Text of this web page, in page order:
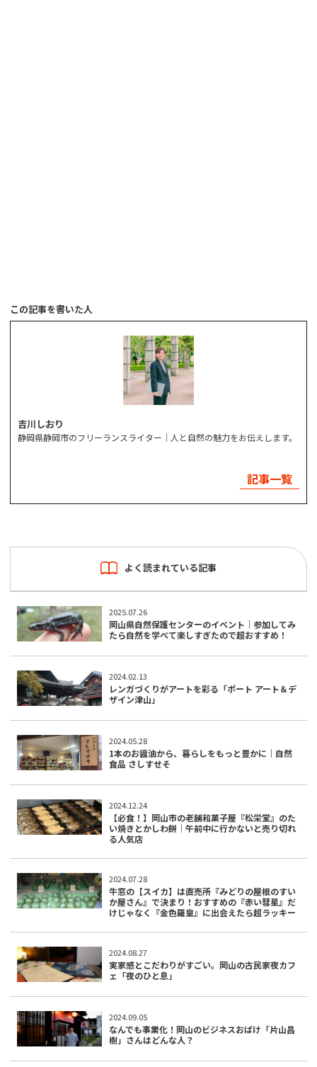
この記事を書いた人
吉川しおり
静岡県静岡市のフリーランスライター│人と自然の魅力をお伝えします。
記事一覧
よく読まれている記事
2025.07.26
岡山県自然保護センターのイベント｜参加してみ
たら自然を学べて楽しすぎたので超おすすめ！
2024.02.13
レンガづくりがアートを彩る「ポート アート＆デ
ザイン津山」
2024.05.28
1本のお醤油から、暮らしをもっと豊かに｜自然
食品 さしすせそ
2024.12.24
【必食！】岡山市の老舗和菓子屋『松栄堂』のた
い焼きとかしわ餅｜午前中に行かないと売り切れ
る人気店
2024.07.28
牛窓の【スイカ】は直売所『みどりの屋根のすい
か屋さん』で決まり！おすすめの『赤い彗星』だ
けじゃなく『金色羅皇』に出会えたら超ラッキー
2024.08.27
実家感とこだわりがすごい。岡山の古民家夜カフ
ェ「夜のひと息」
2024.09.05
なんでも事業化！岡山のビジネスおばけ「片山昌
樹」さんはどんな人？